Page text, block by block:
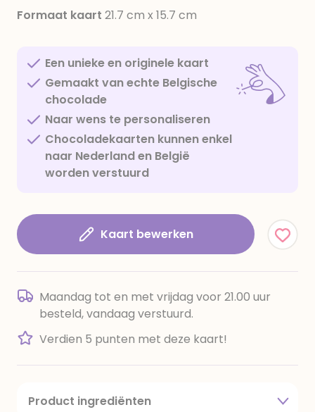
Formaat kaart 21.7 cm x 15.7 cm
Een unieke en originele kaart
Gemaakt van echte Belgische
chocolade
Naar wens te personaliseren
Chocoladekaarten kunnen enkel
naar Nederland en België
worden verstuurd
Kaart bewerken
Maandag tot en met vrijdag voor 21.00 uur
besteld, vandaag verstuurd.
Verdien 5 punten met deze kaart!
Product ingrediënten